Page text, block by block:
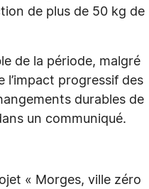
de plus de 50 kg de
de la période, malgré
l’impact progressif des
durables de
un communiqué.
« Morges, ville zéro